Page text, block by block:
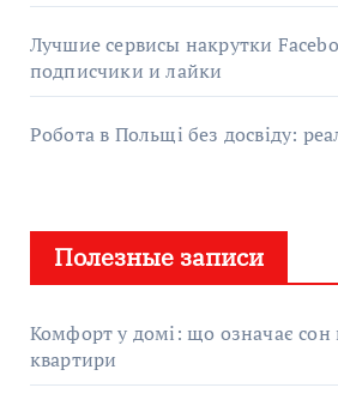
Лучшие сервисы накрутки
подписчики и лайки
Робота в Польщі без досвіду:
Полезные записи
Комфорт у домі: що означає
квартири